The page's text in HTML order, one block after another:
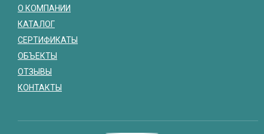
О КОМПАНИИ
КАТАЛОГ
СЕРТИФИКАТЫ
ОБЪЕКТЫ
ОТЗЫВЫ
КОНТАКТЫ